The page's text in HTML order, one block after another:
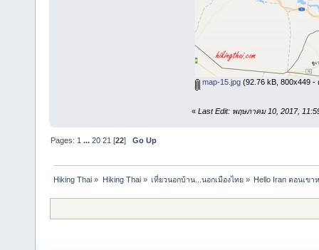
map-15.jpg(92.76 kB, 800x449 -
« Last Edit: พฤษภาคม 10, 2017,
Pages: 1 ...20 21 [22]Go Up
Hiking Thai » Hiking Thai» เที่ยวนอกบ้าน...นอกเมืองไทย» Hello Iran ตอนเข